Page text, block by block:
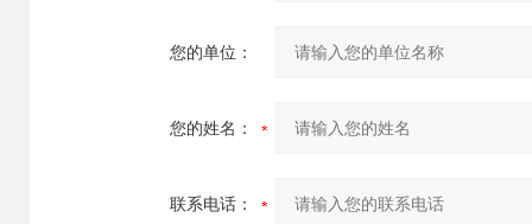
您的单位：
您的姓名：
联系电话：